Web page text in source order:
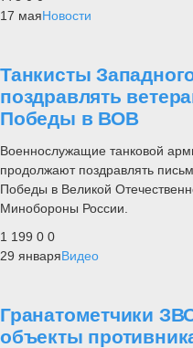
17 маяНовости
Танкисты
поздравлять
Победы в ВОВ
Военнослужащие танковой
продолжают поздравлять
Победы в Великой
Минобороны России.
1 199 0 0
29 январяВидео
Гранатометчики
объекты